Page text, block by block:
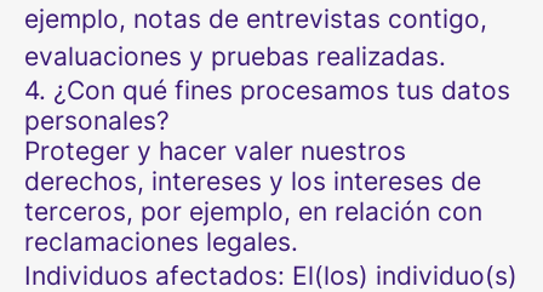
ejemplo, notas de entrevistas contigo,
evaluaciones y pruebas realizadas.
4. ¿Con qué fines procesamos tus datos
personales?
Proteger y hacer valer nuestros
derechos, intereses y los intereses de
terceros, por ejemplo, en relación con
reclamaciones legales.
Individuos afectados: El(los) individuo(s)